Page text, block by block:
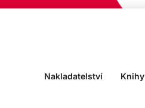
Nakladatelství Knihy